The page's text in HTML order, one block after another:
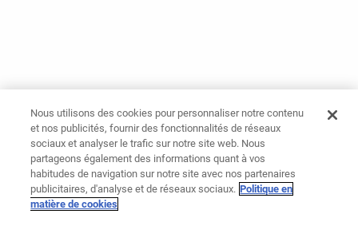
Nous utilisons des cookies pour personnaliser notre contenu
et nos publicités, fournir des fonctionnalités de réseaux
sociaux et analyser le trafic sur notre site web. Nous
partageons également des informations quant à vos
habitudes de navigation sur notre site avec nos partenaires
publicitaires, d'analyse et de réseaux sociaux. Politique en
matière de cookies